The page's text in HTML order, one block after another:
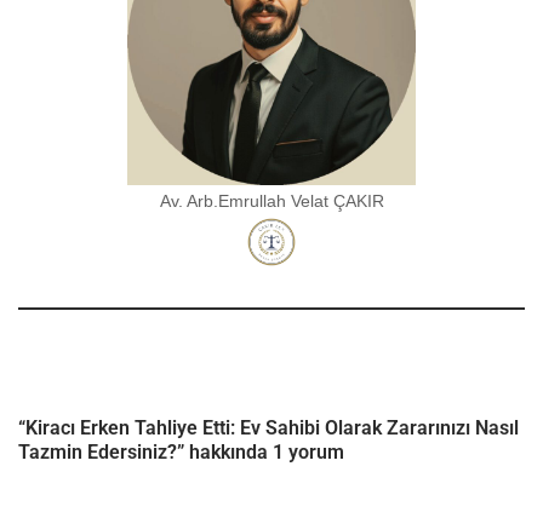
Av. Arb.Emrullah Velat ÇAKIR
“Kiracı Erken Tahliye Etti: Ev Sahibi Olarak Zararınızı Nasıl
Tazmin Edersiniz?” hakkında 1 yorum